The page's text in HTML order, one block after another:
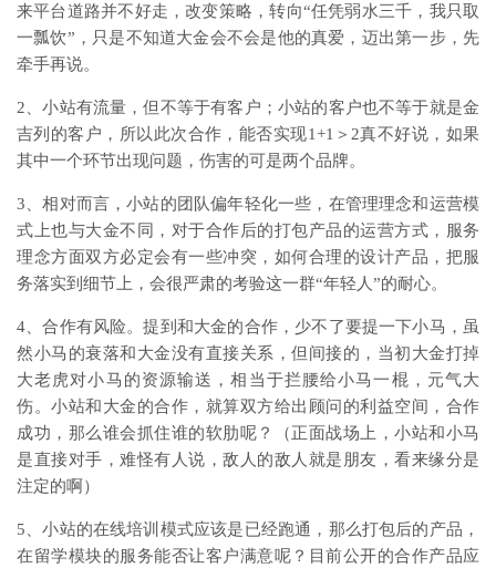
来平台道路并不好走，改变策略，转向“任凭弱水三千，我只取
一瓢饮”，只是不知道大金会不会是他的真爱，迈出第一步，先
牵手再说。
2、小站有流量，但不等于有客户；小站的客户也不等于就是金
吉列的客户，所以此次合作，能否实现1+1＞2真不好说，如果
其中一个环节出现问题，伤害的可是两个品牌。
3、相对而言，小站的团队偏年轻化一些，在管理理念和运营模
式上也与大金不同，对于合作后的打包产品的运营方式，服务
理念方面双方必定会有一些冲突，如何合理的设计产品，把服
务落实到细节上，会很严肃的考验这一群“年轻人”的耐心。
4、合作有风险。提到和大金的合作，少不了要提一下小马，虽
然小马的衰落和大金没有直接关系，但间接的，当初大金打掉
大老虎对小马的资源输送，相当于拦腰给小马一棍，元气大
伤。小站和大金的合作，就算双方给出顾问的利益空间，合作
成功，那么谁会抓住谁的软肋呢？（正面战场上，小站和小马
是直接对手，难怪有人说，敌人的敌人就是朋友，看来缘分是
注定的啊）
5、小站的在线培训模式应该是已经跑通，那么打包后的产品，
在留学模块的服务能否让客户满意呢？目前公开的合作产品应